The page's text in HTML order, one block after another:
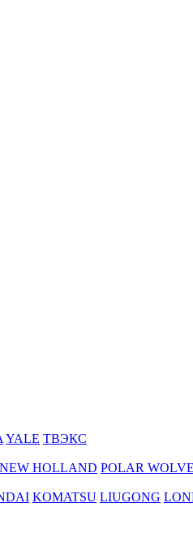
YALE ТВЭКС
NEW HOLLAND POLAR
KOMATSU LIUGONG